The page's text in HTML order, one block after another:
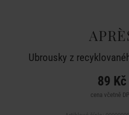
Ubrousky z
89 Kč
cena včetně